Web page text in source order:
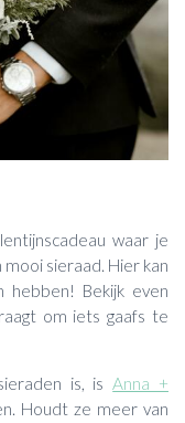
waar je
sieraad. Hier kan
Bekijk even
om iets gaafs te
is, isAnna +
Houdt ze meer van